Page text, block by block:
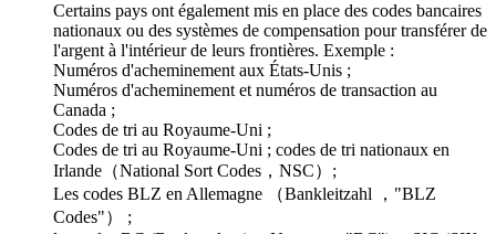
Certains pays ont également mis en place des codes bancaires
nationaux ou des systèmes de compensation pour transférer de
l'argent à l'intérieur de leurs frontières. Exemple :
Numéros d'acheminement aux États-Unis ;
Numéros d'acheminement et numéros de transaction au
Canada ;
Codes de tri au Royaume-Uni ;
Codes de tri au Royaume-Uni ; codes de tri nationaux en
Irlande（National Sort Codes，NSC）;
Les codes BLZ en Allemagne （Bankleitzahl ，"BLZ
Codes"） ;